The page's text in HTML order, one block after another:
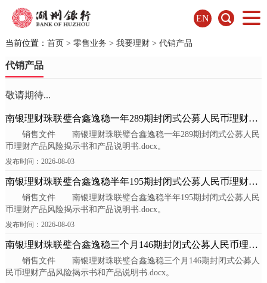
EN
当前位置： 首页 > 零售业务 > 我要理财> 代销产品
代销产品
敬请期待...
南银理财珠联璧合鑫逸稳一年289期封闭式公募人民币理财产
品-A份额
销售文件 南银理财珠联璧合鑫逸稳一年289期封闭式公募人民
币理财产品风险揭示书和产品说明书.docx。
发布时间：2026-08-03
南银理财珠联璧合鑫逸稳半年195期封闭式公募人民币理财产
品-A份额
销售文件 南银理财珠联璧合鑫逸稳半年195期封闭式公募人民
币理财产品风险揭示书和产品说明书.docx。
发布时间：2026-08-03
南银理财珠联璧合鑫逸稳三个月146期封闭式公募人民币理财
产品-B份...
销售文件 南银理财珠联璧合鑫逸稳三个月146期封闭式公募人
民币理财产品风险揭示书和产品说明书.docx。